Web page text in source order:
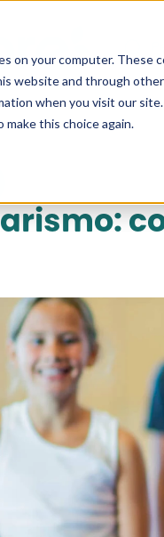
on your computer. These
website and through
when you visit our
this choice again.